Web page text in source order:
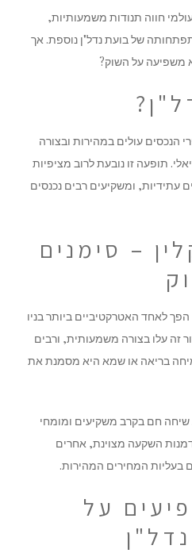
חווה תנודות משמעותיות,
של בועת נדל"ן נוספת. אך
משפיעה על השוק?
הנכסים עולים במהירות ובצורה
תופעה זו נובעת לרוב מציפיות
עתידיות, ומשקיעים רבים נכנסים
– סימנים
הפך לאחד האטרקטיביים ביותר בניו
זה עלו בצורה משמעותית, ורבים
בריאה או שמא היא מסמנת את
שיחה חם בקרב משקיעים ומומחי
השקעה מצוינת, אחרים
בעליות המחירים המהירות.
על